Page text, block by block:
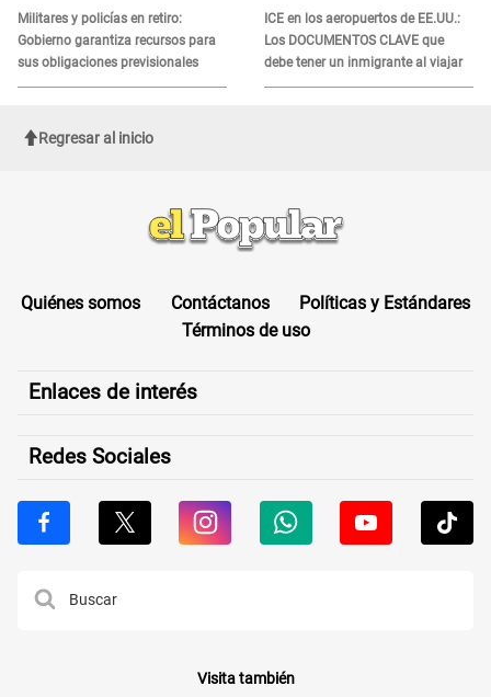
Militares y policías en retiro:
Gobierno garantiza recursos para
sus obligaciones previsionales
ICE en los aeropuertos de EE.UU.:
Los DOCUMENTOS CLAVE que
debe tener un inmigrante al viajar
Regresar al inicio
Quiénes somos Contáctanos
Políticas y Estándares
Términos de uso
Enlaces de interés
Redes Sociales
Visita también